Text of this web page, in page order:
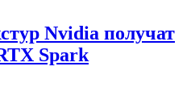
Nvidia получат
Spark